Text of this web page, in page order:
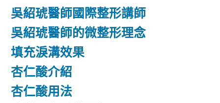
吳紹琥醫師國際整形講師
吳紹琥醫師的微整形理念
填充淚溝效果
杏仁酸介紹
杏仁酸用法